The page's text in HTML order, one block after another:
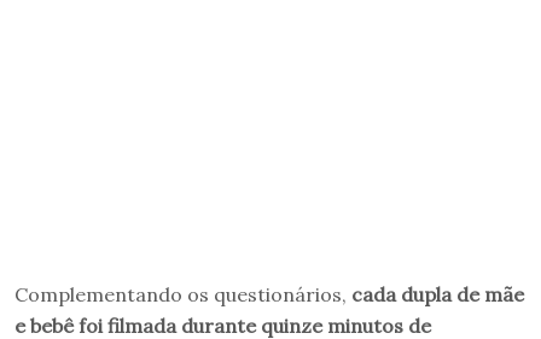
Complementando os questionários, cada dupla de mãe
e bebê foi filmada durante quinze minutos de